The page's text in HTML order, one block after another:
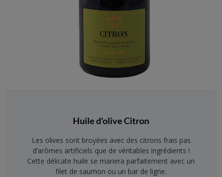
Huile d'olive Citron
Les olives sont broyées avec des citrons frais pas
d’arômes artificiels que de véritables ingrédients !
Cette délicate huile se mariera parfaitement avec un
filet de saumon ou un bar de ligne.